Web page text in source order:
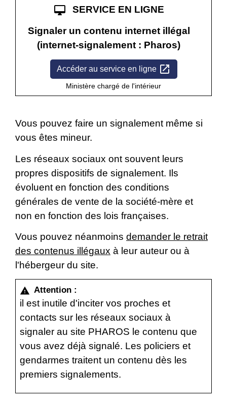
desktop_mac
SERVICE EN LIGNE
Signaler un contenu internet illégal
(internet-signalement : Pharos)
Accéder au service en ligne open_in_new
Ministère chargé de l'intérieur
Vous pouvez faire un signalement même si
vous êtes mineur.
Les réseaux sociaux ont souvent leurs
propres dispositifs de signalement. Ils
évoluent en fonction des conditions
générales de vente de la société-mère et
non en fonction des lois françaises.
Vous pouvez néanmoins demander le retrait
des contenus illégaux à leur auteur ou à
l'hébergeur du site.
warning Attention :
il est inutile d'inciter vos proches et
contacts sur les réseaux sociaux à
signaler au site PHAROS le contenu que
vous avez déjà signalé. Les policiers et
gendarmes traitent un contenu dès les
premiers signalements.